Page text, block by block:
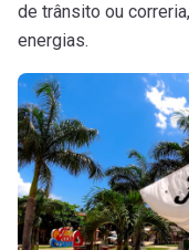
de trânsito ou
energias.